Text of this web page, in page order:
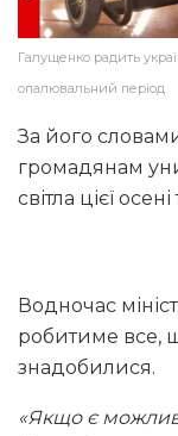
Галущенко радить
опалювальний період
За його
громадянам
світла цієї
Водночас
робитиме все,
знадобилися.
«Якщо є